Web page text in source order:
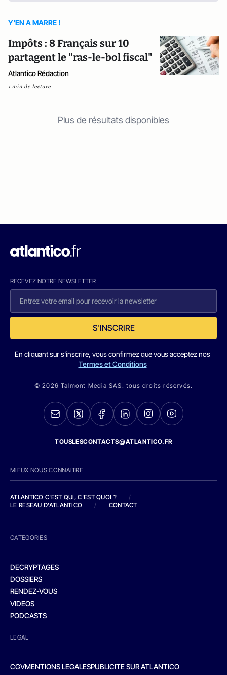
Y'EN A MARRE !
Impôts : 8 Français sur 10
partagent le "ras-le-bol fiscal"
Atlantico Rédaction
1 min de lecture
Plus de résultats disponibles
RECEVEZ NOTRE NEWSLETTER
S'INSCRIRE
En cliquant sur s'inscrire, vous confirmez que vous acceptez nos
Termes et Conditions
© 2026 Talmont Media SAS. tous droits réservés.
TOUSLESCONTACTS@ATLANTICO.FR
MIEUX NOUS CONNAITRE
ATLANTICO C'EST QUI, C'EST QUOI ?
/
LE RESEAU D'ATLANTICO
/ CONTACT
CATEGORIES
DECRYPTAGES
DOSSIERS
RENDEZ-VOUS
VIDEOS
PODCASTS
LEGAL
CGVMENTIONS LEGALESPUBLICITE SUR ATLANTICO